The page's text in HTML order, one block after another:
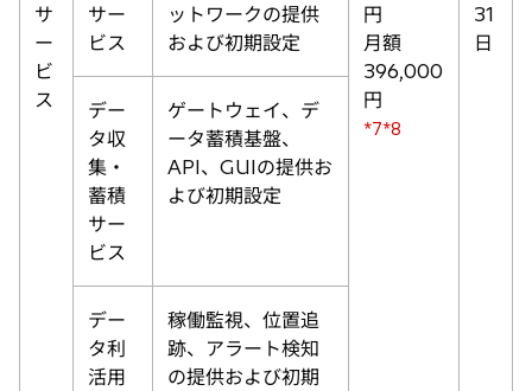
サ
ー
ビ
ス
サー
ビス
ットワークの提供
および初期設定
円
月額
396,000
円
*7*8
31
日
デー
タ収
集・
蓄積
サー
ビス
ゲートウェイ、デ
ータ蓄積基盤、
API、GUIの提供お
よび初期設定
デー
タ利
活用
稼働監視、位置追
跡、アラート検知
の提供および初期